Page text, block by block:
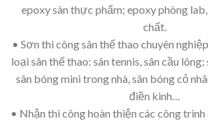
epoxy sàn thực phẩm; epoxy phòng
chất.
• Sơn thi công sân thể thao chuyên
loại sân thể thao: sân tennis, sân cầu
sân bóng mini trong nhà, sân bóng cỏ
điền kinh…
• Nhận thi công hoàn thiện các công